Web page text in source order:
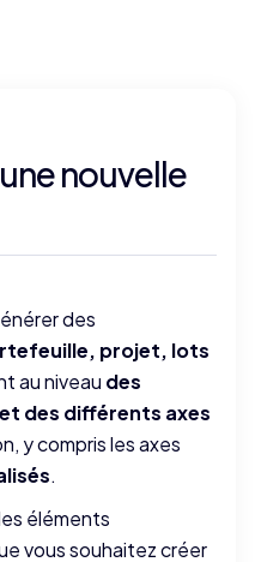
nouvelle
des
projet, lots
au niveau des
des différents axes
y compris les axes
.
éléments
vous souhaitez créer